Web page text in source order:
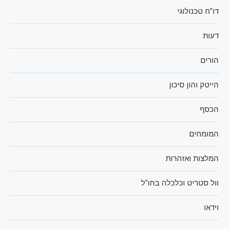
דו"ח טכנולוגי
דעות
הורים
הייטק והון סיכון
הכסף
המומחים
המלצות ואזהרות
וול סטריט וכלכלה בחו"ל
וידאו